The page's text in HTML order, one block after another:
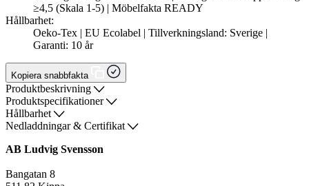
≥4,5 (Skala 1-5) | Möbelfakta READY
Hållbarhet:
Oeko-Tex | EU Ecolabel | Tillverkningsland: Sverige |
Garanti: 10 år
Kopiera snabbfakta
Produktbeskrivning
Produktspecifikationer
Hållbarhet
Nedladdningar & Certifikat
AB Ludvig Svensson
Bangatan 8